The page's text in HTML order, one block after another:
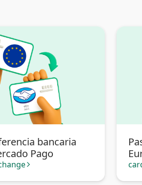
bancaria
Pago
arrow_forward_ios